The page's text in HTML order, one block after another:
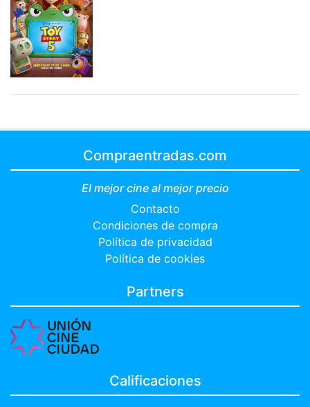
Compraentradas.com
El mejor cine al mejor precio
Contacto
Condiciones de compra
Política de privacidad
Política de cookies
Partners
Calificaciones